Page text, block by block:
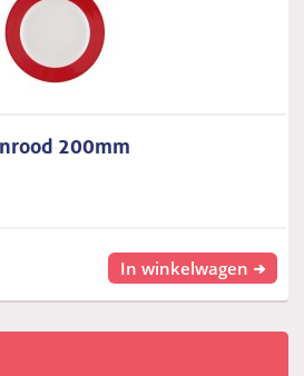
200mm
In winkelwagen